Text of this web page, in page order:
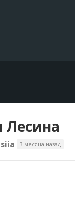
Лесина
3 месяца назад